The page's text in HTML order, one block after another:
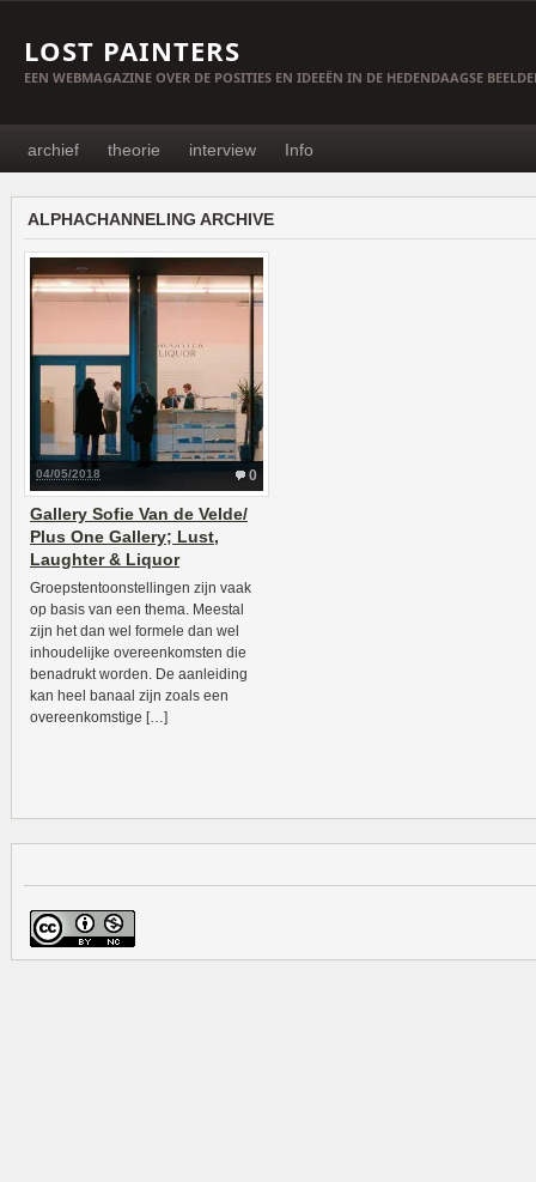
LOST PAINTERS
EEN WEBMAGAZINE OVER DE POSITIES EN IDEEËN IN DE HEDENDAAGSE
archief theorie interview Info
ALPHACHANNELING ARCHIVE
0
04/05/2018
Gallery Sofie Van de Velde/
Plus One Gallery; Lust,
Laughter & Liquor
Groepstentoonstellingen zijn vaak
op basis van een thema. Meestal
zijn het dan wel formele dan wel
inhoudelijke overeenkomsten die
benadrukt worden. De aanleiding
kan heel banaal zijn zoals een
overeenkomstige […]